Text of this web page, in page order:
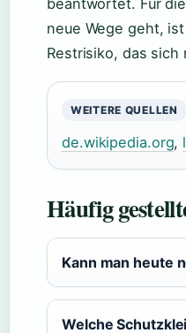
beantwortet. Für
neue Wege geht,
Restrisiko, das
WEITERE QUELLEN
de.wikipedia.org,
Häufig
Kann man heute
Welche